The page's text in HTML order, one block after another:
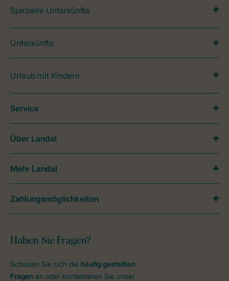
Spezielle Unterkünfte
Unterkünfte
Urlaub mit Kindern
Haben Sie Fragen?
Schauen Sie sich die häufig gestellten
Fragen an oder kontaktieren Sie unser
Service
Über Landal
Mehr Landal
Zahlungsmöglichkeiten